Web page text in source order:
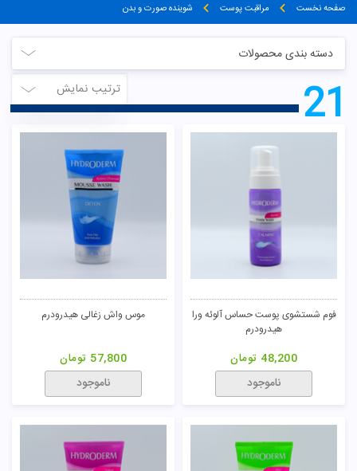
صفحه نخست مراقبت پوست شوینده صورت و بدن
دسته بندی محصولات
ترتیب نمایش
21
فوم شستشوی پوست حساس آلوئه ورا
هیدرودرم
48,200 تومان
ناموجود
موس واش زغالی هیدرودرم
57,800 تومان
ناموجود